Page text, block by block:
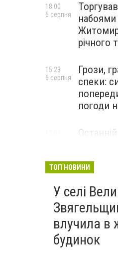
набоями
річного
18:00
6 серпня
Грози,
спеки:
погоди
15:23
6 серпня
ТОП НОВИНИ
У селі
влучила в
будинок